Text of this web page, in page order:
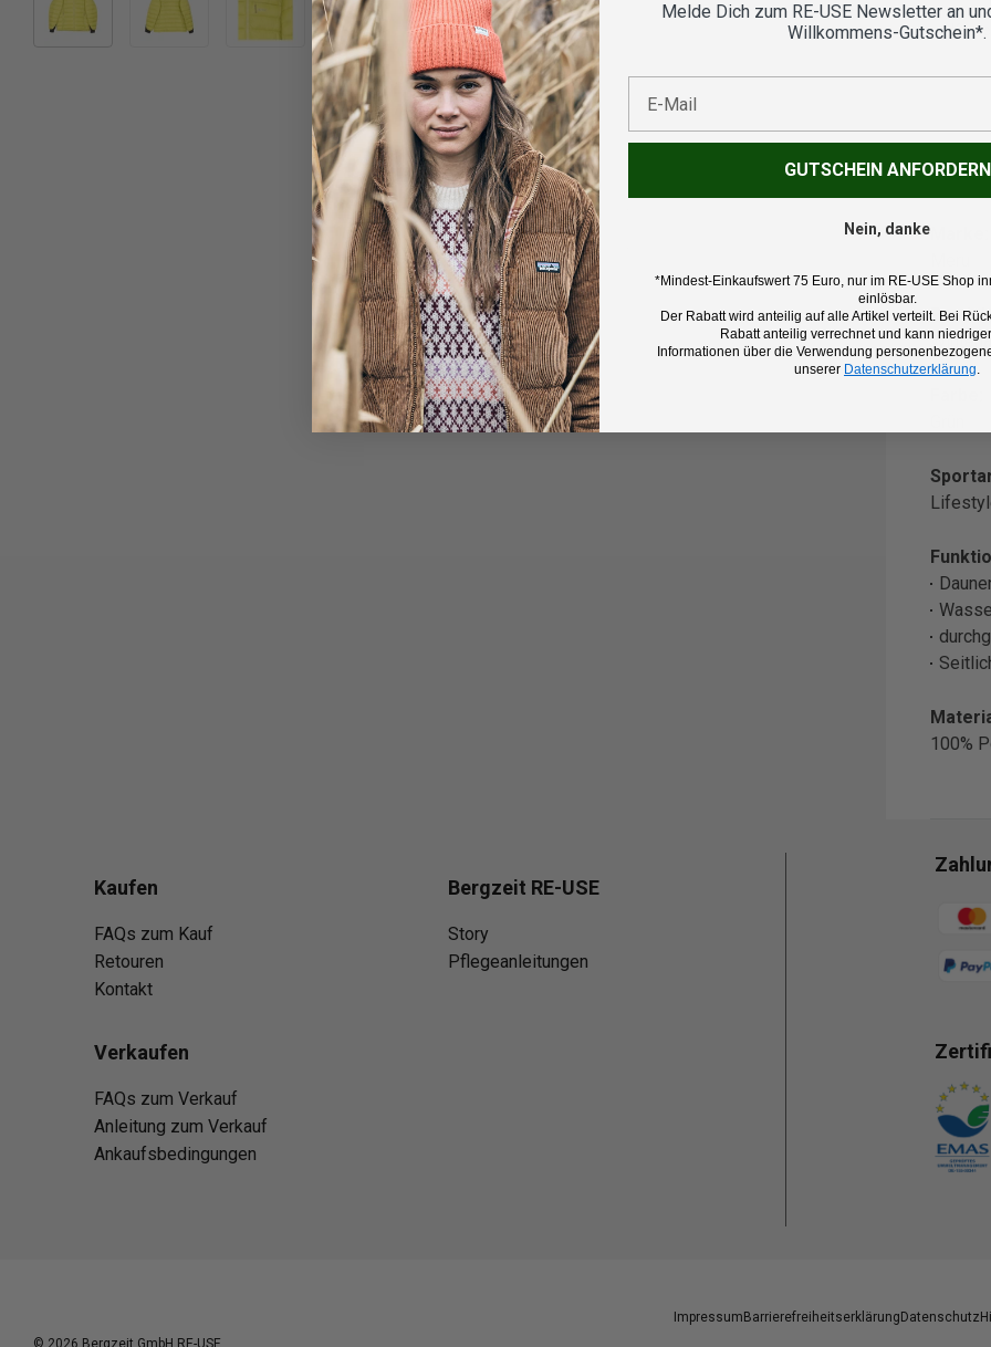
Bild 2 in Galerieansicht laden
Bild 3 in Galerieansicht laden
100%
Kaufen
FAQs zum Kauf
Retouren
Kontakt
Bergzeit RE-USE
Story
Pflegeanleitungen
Verkaufen
FAQs zum Verkauf
Anleitung zum Verkauf
Ankaufsbedingungen
Impressum Barrierefreiheitserklärung Datenschutz
Melde Dich zum RE-USE Newsletter an
Willkommens-Gutschein*.
GUTSCHEIN ANFORDERN
Nein, danke
*Mindest-Einkaufswert 75 Euro, nur im RE-USE Shop
einlösbar.
Der Rabatt wird anteilig auf alle Artikel verteilt. Bei
Rabatt anteilig verrechnet und kann
Informationen über die Verwendung
unserer Datenschutzerklärung.